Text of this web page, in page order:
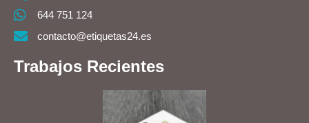
644 751 124
contacto@etiquetas24.es
Trabajos Recientes